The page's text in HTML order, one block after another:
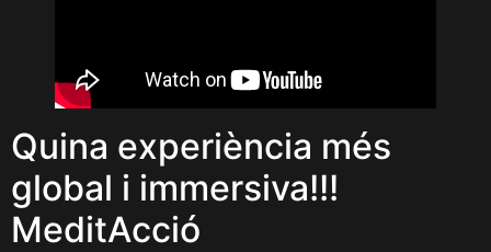
Quina experiència més
global i immersiva!!!
MeditAcció